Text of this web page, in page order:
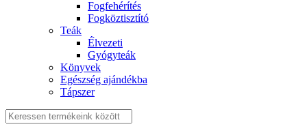
Fogfehérítés
Fogköztisztító
Teák
É́lvezeti
Gyógyteák
Könyvek
Egészség ajándékba
Tápszer